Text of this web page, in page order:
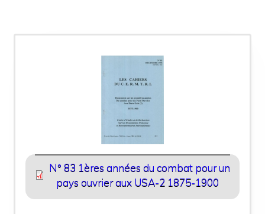
N° 83 1ères années du combat pour un
pays ouvrier aux USA-2 1875-1900